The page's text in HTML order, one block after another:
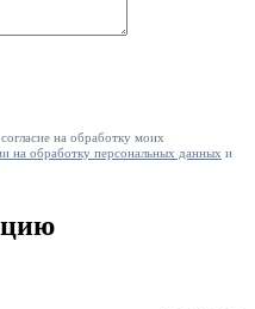
на обработку моих
на обработку персональных данных и